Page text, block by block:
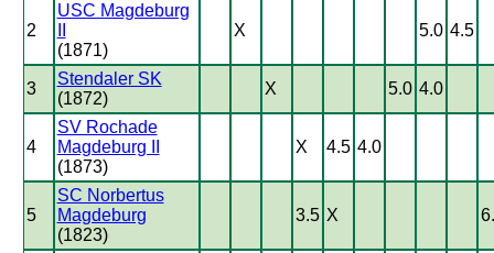
2
USC Magdeburg
(1871)
X 5.0 4.5
3
Stendaler SK
(1872)
X 5.0 4.0
4
SV Rochade
Magdeburg II
(1873)
X 4.5 4.0
5
SC Norbertus
Magdeburg
(1823)
3.5 X